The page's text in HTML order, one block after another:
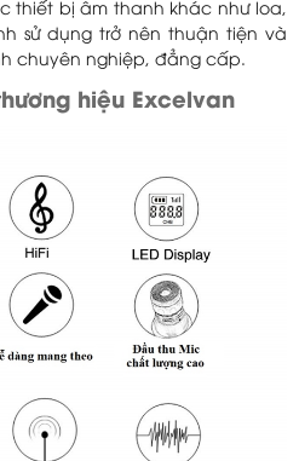
thiết bị âm thanh khác như loa,
sử dụng trở nên thuận tiện và
chuyên nghiệp, đẳng cấp.
hiệu Excelvan